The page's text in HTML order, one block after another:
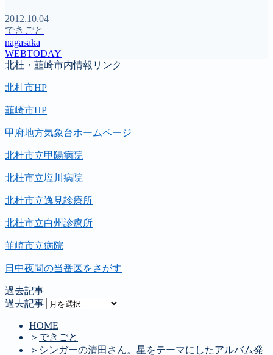
2012.10.04
できごと
nagasaka
WEBTODAY
北杜・韮崎市内情報リンク
北杜市HP
韮崎市HP
甲府地方気象台ホームページ
北杜市立甲陽病院
北杜市立塩川病院
北杜市立逸見診療所
北杜市立白州診療所
韮崎市立病院
日中夜間の当番医をさがす
過去記事
過去記事
HOME
＞ できごと
＞ シンガーの清田さん。星をテーマにしたアルバム発